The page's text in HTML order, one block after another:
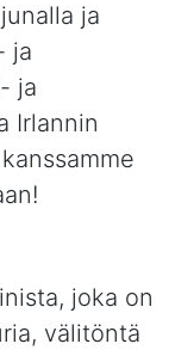
ja
ja
ja
Irlannin
joka on
välitöntä